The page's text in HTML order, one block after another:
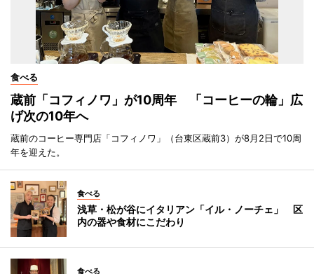
食べる
蔵前「コフィノワ」が10周年 「コーヒーの輪」広
げ次の10年へ
蔵前のコーヒー専門店「コフィノワ」（台東区蔵前3）が8月2日で10周
年を迎えた。
食べる
浅草・松が谷にイタリアン「イル・ノーチェ」 区
内の器や食材にこだわり
食べる